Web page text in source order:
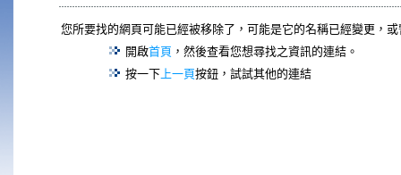
您所要找的網頁可能已經被移除了，可能是它的名稱已經變更，
開啟首頁 ，然後查看您想尋找之資訊的連結。
按一下上一頁按鈕，試試其他的連結